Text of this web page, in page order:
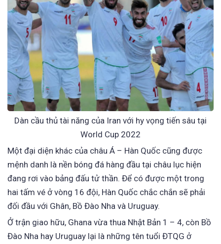
Dàn cầu thủ tài năng của Iran với hy vọng tiến sâu tại
World Cup 2022
Một đại diện khác của châu Á – Hàn Quốc cũng được
mệnh danh là nền bóng đá hàng đầu tại châu lục hiện
đang rơi vào bảng đấu tử thần. Để có được một trong
hai tấm vé ở vòng 16 đội, Hàn Quốc chắc chắn sẽ phải
đối đầu với Ghân, Bồ Đào Nha và Uruguay.
Ở trận giao hữu, Ghana vừa thua Nhật Bản 1 – 4, còn Bồ
Đào Nha hay Uruguay lại là những tên tuổi ĐTQG ở